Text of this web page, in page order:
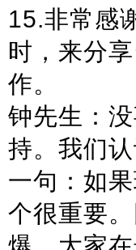
15.非常感
时，来分
作。
钟先生：
持。我们
一句：如
个很重要